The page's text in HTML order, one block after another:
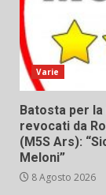
Varie
Batosta per
revocati da
(M5S Ars):
Meloni”
8 Agosto 2026